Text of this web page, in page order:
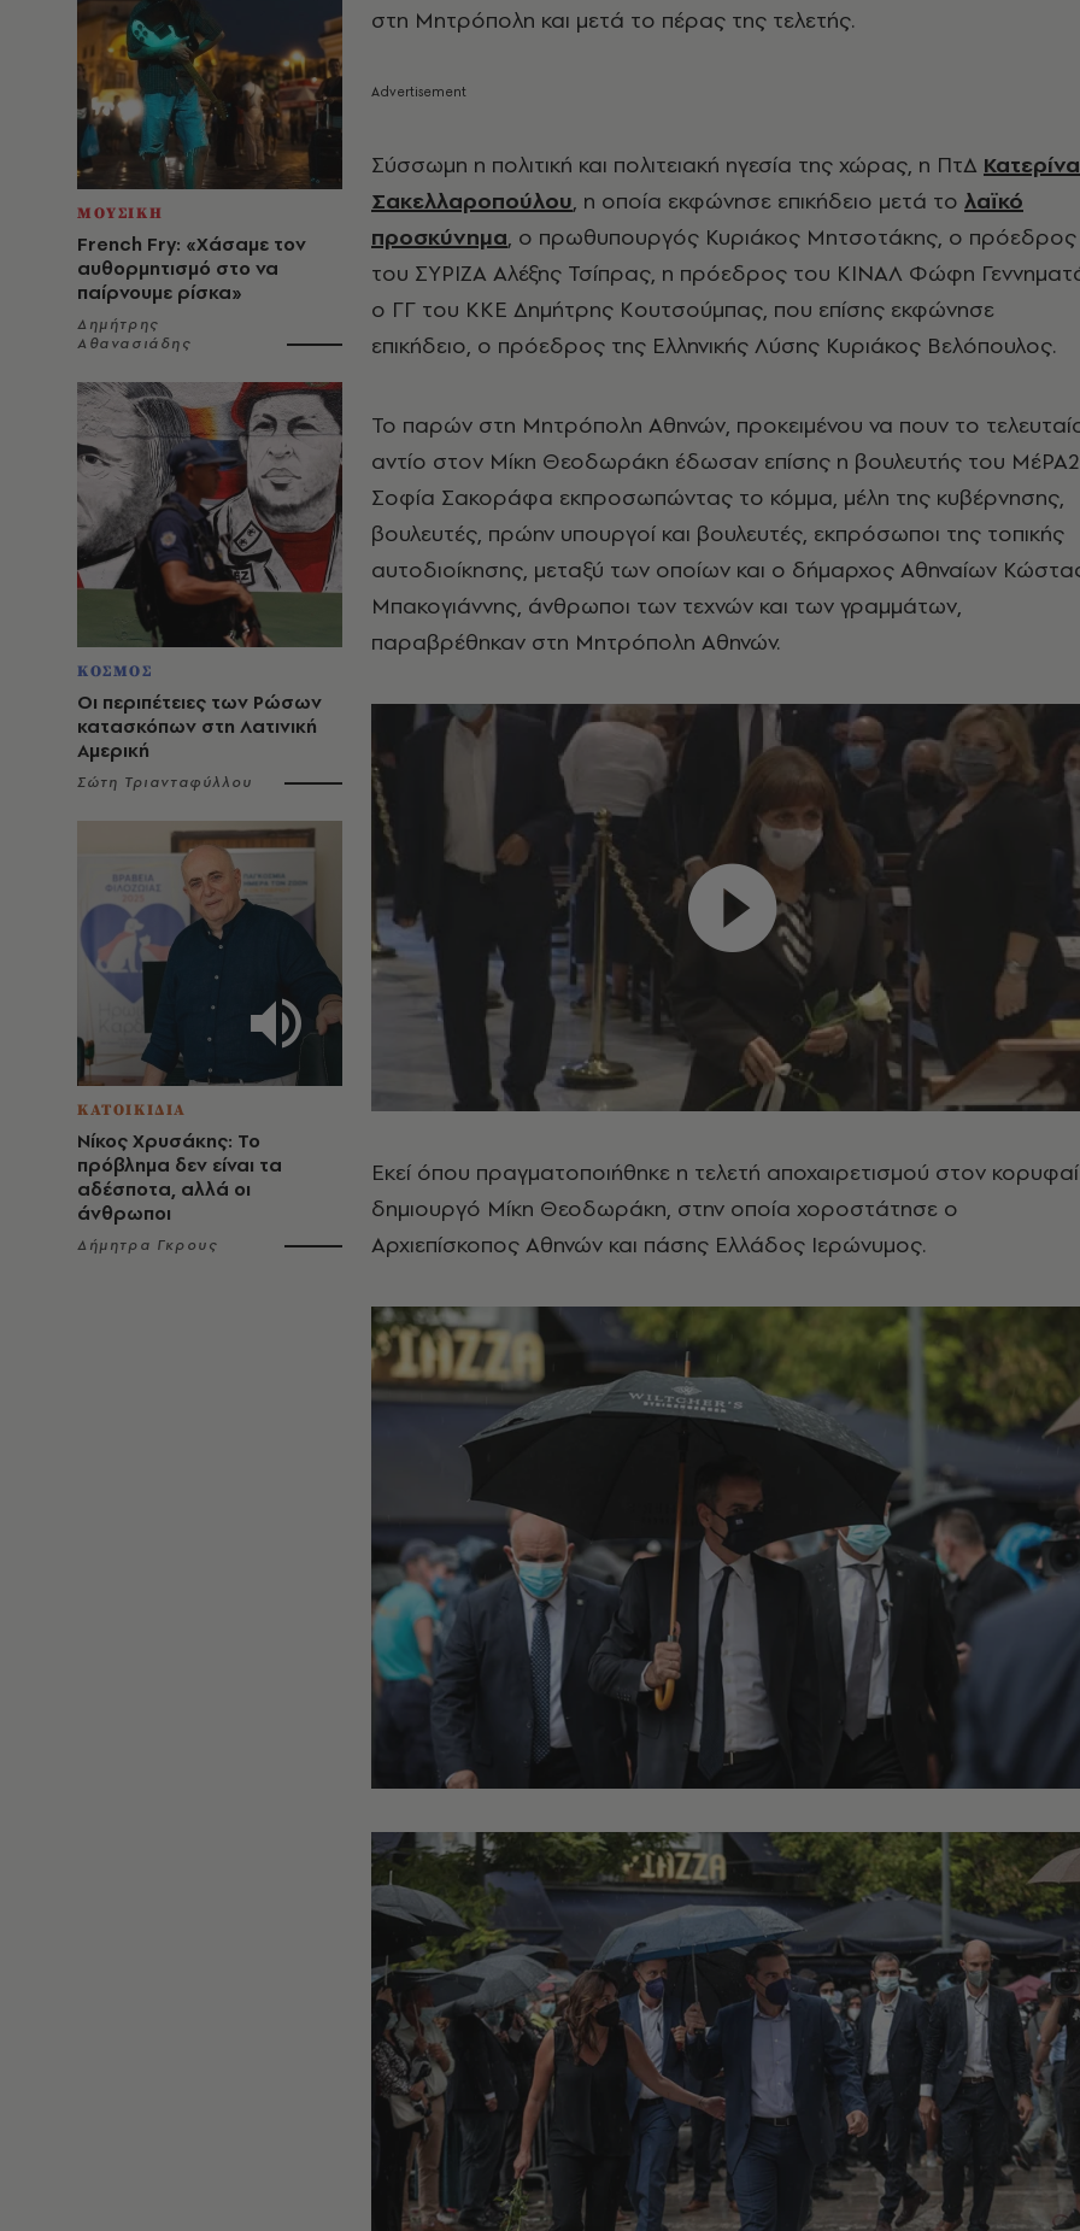
ΜΟΥΣΙΚΗ
French Fry: «Χάσαμε τον
αυθορμητισμό στο να
παίρνουμε ρίσκα»
Δημήτρης
Αθανασιάδης
ΚΟΣΜΟΣ
Οι περιπέτειες των Ρώσων
κατασκόπων στη Λατινική
Αμερική
Σώτη Τριανταφύλλου
ΚΑΤΟΙΚΙΔΙΑ
Νίκος Χρυσάκης: Το
πρόβλημα δεν είναι τα
αδέσποτα, αλλά οι
άνθρωποι
Δήμητρα Γκρους
στη Μητρόπολη και μετά το πέρας της τελετής.
Σύσσωμη η πολιτική και πολιτειακή ηγεσία της χώρας, η ΠτΔ Κατερίνα
Σακελλαροπούλου, η οποία εκφώνησε επικήδειο μετά το λαϊκό
προσκύνημα, ο πρωθυπουργός Κυριάκος Μητσοτάκης, ο πρόεδρος
του ΣΥΡΙΖΑ Αλέξης Τσίπρας, η πρόεδρος του ΚΙΝΑΛ Φώφη
ο ΓΓ του ΚΚΕ Δημήτρης Κουτσούμπας, που επίσης εκφώνησε
επικήδειο, ο πρόεδρος της Ελληνικής Λύσης Κυριάκος Βελόπουλος.
Το παρών στη Μητρόπολη Αθηνών, προκειμένου να πουν το
αντίο στον Μίκη Θεοδωράκη έδωσαν επίσης η βουλευτής του
Σοφία Σακοράφα εκπροσωπώντας το κόμμα, μέλη της κυβέρνησης,
βουλευτές, πρώην υπουργοί και βουλευτές, εκπρόσωποι της τοπικής
αυτοδιοίκησης, μεταξύ των οποίων και ο δήμαρχος Αθηναίων
Μπακογιάννης, άνθρωποι των τεχνών και των γραμμάτων,
παραβρέθηκαν στη Μητρόπολη Αθηνών.
Εκεί όπου πραγματοποιήθηκε η τελετή αποχαιρετισμού στον
δημιουργό Μίκη Θεοδωράκη, στην οποία χοροστάτησε ο
Αρχιεπίσκοπος Αθηνών και πάσης Ελλάδος Ιερώνυμος.